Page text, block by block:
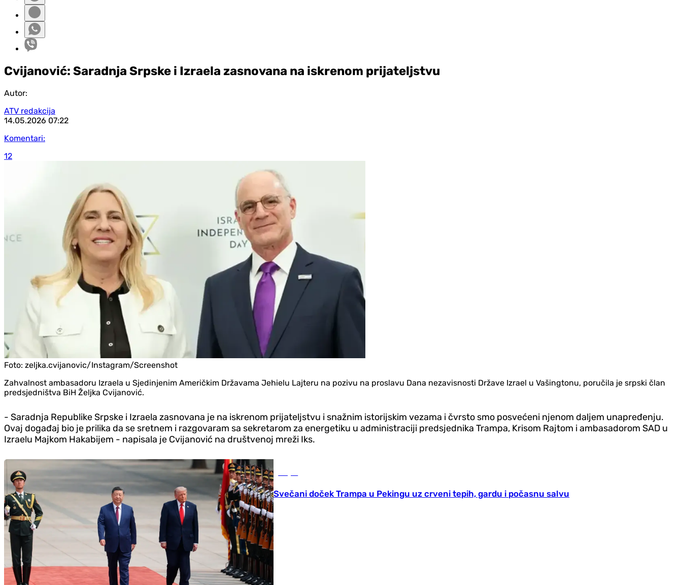
Cvijanović: Saradnja Srpske i Izraela zasnovana na iskrenom prijateljstvu
Autor:
ATV redakcija
14.05.2026 07:22
Komentari:
12
Foto: zeljka.cvijanovic/Instagram/Screenshot
Zahvalnost ambasadoru Izraela u Sjedinjenim Američkim Državama Jehielu Lajteru na pozivu na proslavu Dana nezavisnosti Države Izrael u Vašingtonu, poručila je srpski član
predsjedništva BiH Željka Cvijanović.
- Saradnja Republike Srpske i Izraela zasnovana je na iskrenom prijateljstvu i snažnim istorijskim vezama i čvrsto smo posvećeni njenom daljem unapređenju.
Ovaj događaj bio je prilika da se sretnem i razgovaram sa sekretarom za energetiku u administraciji predsjednika Trampa, Krisom Rajtom i ambasadorom SAD u
Izraelu Majkom Hakabijem - napisala je Cvijanović na društvenoj mreži Iks.
Svečani doček Trampa u Pekingu uz crveni tepih, gardu i počasnu salvu